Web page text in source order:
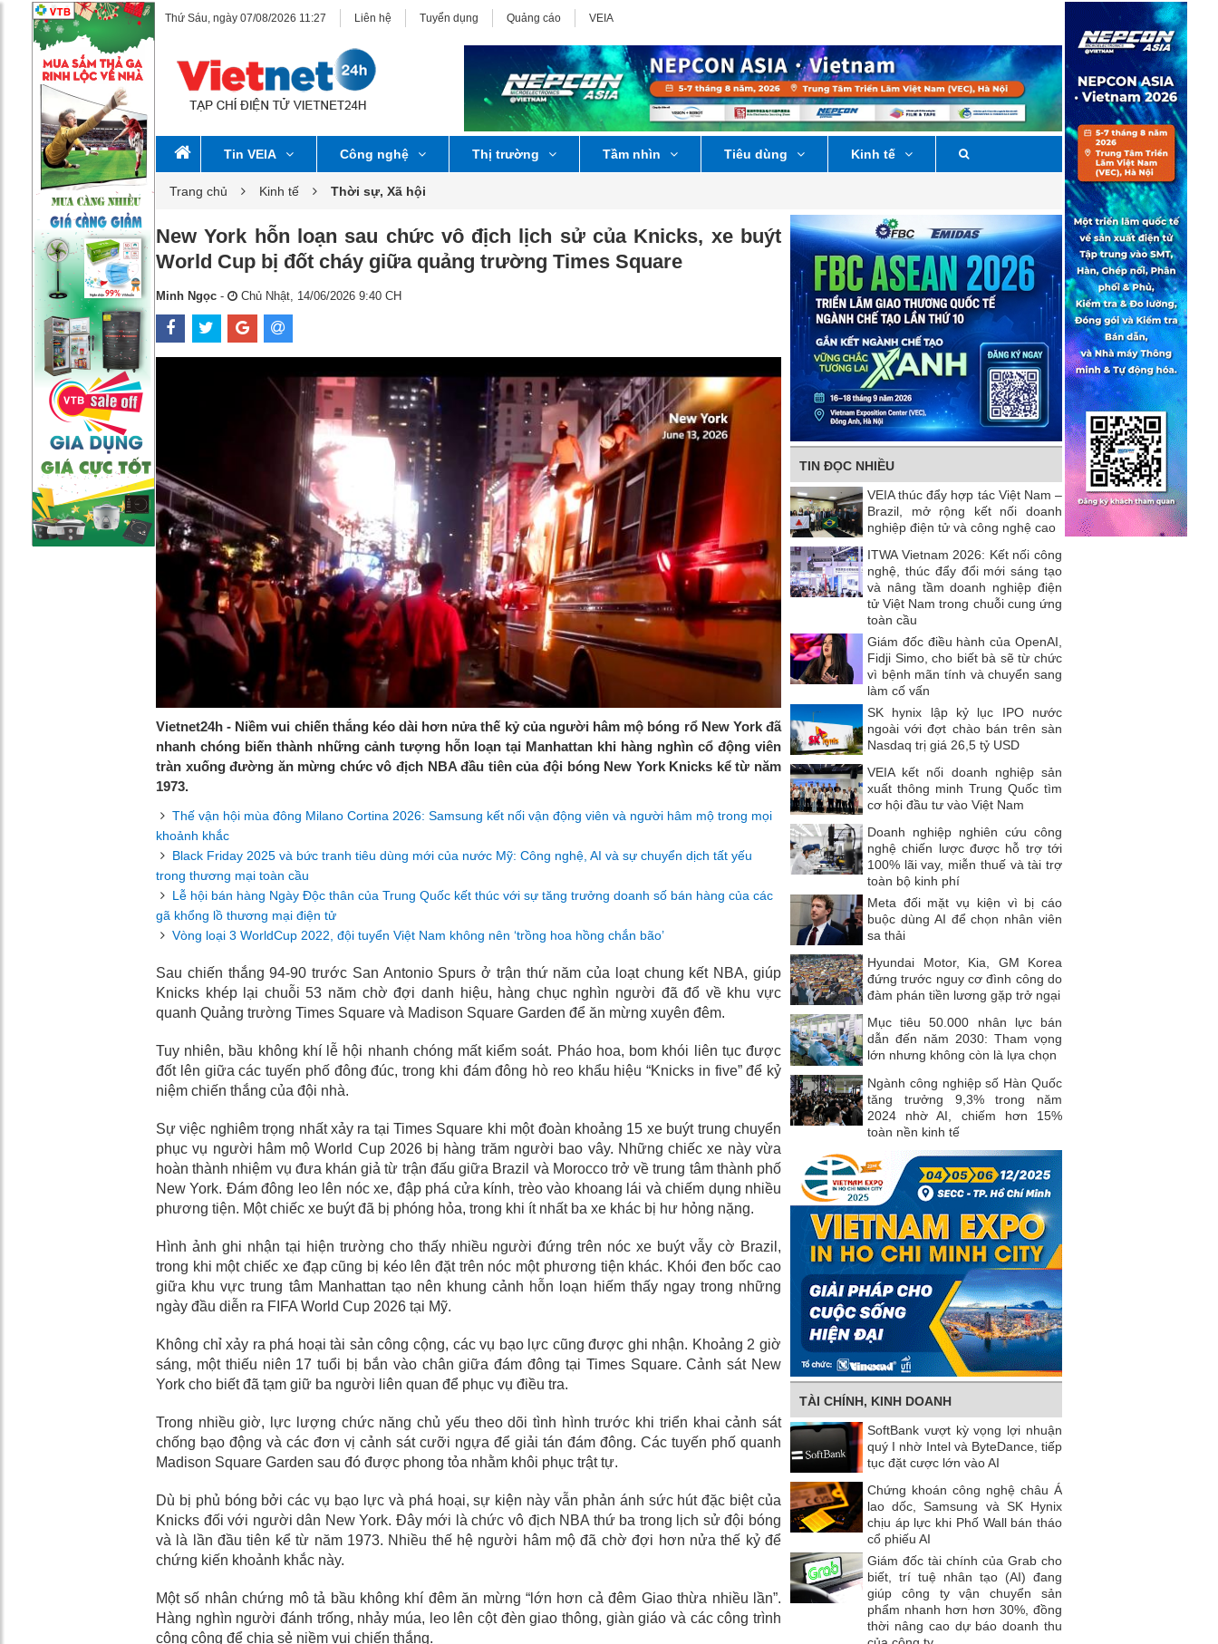
Thứ Sáu, ngày 07/08/2026 11:27 Liên hệ Tuyển dụng Quảng cáo VEIA
Tin VEIA Công nghệ Thị trường Tầm nhìn Tiêu dùng Kinh tế
Trang chủ Kinh tế Thời sự, Xã hội
New York hỗn loạn sau chức vô địch lịch sử của Knicks, xe buýt
World Cup bị đốt cháy giữa quảng trường Times Square
Minh Ngọc - Chủ Nhật, 14/06/2026 9:40 CH
Vietnet24h - Niềm vui chiến thắng kéo dài hơn nửa thế kỷ của người hâm mộ bóng rổ New York đã
nhanh chóng biến thành những cảnh tượng hỗn loạn tại Manhattan khi hàng nghìn cổ động viên
tràn xuống đường ăn mừng chức vô địch NBA đầu tiên của đội bóng New York Knicks kể từ năm
1973.
Thế vận hội mùa đông Milano Cortina 2026: Samsung kết nối vận động viên và người hâm mộ trong mọi
khoảnh khắc
Black Friday 2025 và bức tranh tiêu dùng mới của nước Mỹ: Công nghệ, AI và sự chuyển dịch tất yếu
trong thương mại toàn cầu
Lễ hội bán hàng Ngày Độc thân của Trung Quốc kết thúc với sự tăng trưởng doanh số bán hàng của các
gã khổng lồ thương mại điện tử
Vòng loại 3 WorldCup 2022, đội tuyển Việt Nam không nên ‘trồng hoa hồng chắn bão’
Sau chiến thắng 94-90 trước San Antonio Spurs ở trận thứ năm của loạt chung kết NBA, giúp
Knicks khép lại chuỗi 53 năm chờ đợi danh hiệu, hàng chục nghìn người đã đổ về khu vực
quanh Quảng trường Times Square và Madison Square Garden để ăn mừng xuyên đêm.
Tuy nhiên, bầu không khí lễ hội nhanh chóng mất kiểm soát. Pháo hoa, bom khói liên tục được
đốt lên giữa các tuyến phố đông đúc, trong khi đám đông hò reo khẩu hiệu “Knicks in five” để kỷ
niệm chiến thắng của đội nhà.
Sự việc nghiêm trọng nhất xảy ra tại Times Square khi một đoàn khoảng 15 xe buýt trung chuyển
phục vụ người hâm mộ World Cup 2026 bị hàng trăm người bao vây. Những chiếc xe này vừa
hoàn thành nhiệm vụ đưa khán giả từ trận đấu giữa Brazil và Morocco trở về trung tâm thành phố
New York. Đám đông leo lên nóc xe, đập phá cửa kính, trèo vào khoang lái và chiếm dụng nhiều
phương tiện. Một chiếc xe buýt đã bị phóng hỏa, trong khi ít nhất ba xe khác bị hư hỏng nặng.
Hình ảnh ghi nhận tại hiện trường cho thấy nhiều người đứng trên nóc xe buýt vẫy cờ Brazil,
trong khi một chiếc xe đạp cũng bị kéo lên đặt trên nóc một phương tiện khác. Khói đen bốc cao
giữa khu vực trung tâm Manhattan tạo nên khung cảnh hỗn loạn hiếm thấy ngay trong những
ngày đầu diễn ra FIFA World Cup 2026 tại Mỹ.
Không chỉ xảy ra phá hoại tài sản công cộng, các vụ bạo lực cũng được ghi nhận. Khoảng 2 giờ
sáng, một thiếu niên 17 tuổi bị bắn vào chân giữa đám đông tại Times Square. Cảnh sát New
York cho biết đã tạm giữ ba người liên quan để phục vụ điều tra.
Trong nhiều giờ, lực lượng chức năng chủ yếu theo dõi tình hình trước khi triển khai cảnh sát
chống bạo động và các đơn vị cảnh sát cưỡi ngựa để giải tán đám đông. Các tuyến phố quanh
Madison Square Garden sau đó được phong tỏa nhằm khôi phục trật tự.
Dù bị phủ bóng bởi các vụ bạo lực và phá hoại, sự kiện này vẫn phản ánh sức hút đặc biệt của
Knicks đối với người dân New York. Đây mới là chức vô địch NBA thứ ba trong lịch sử đội bóng
và là lần đầu tiên kể từ năm 1973. Nhiều thế hệ người hâm mộ đã chờ đợi hơn nửa thế kỷ để
chứng kiến khoảnh khắc này.
Một số nhân chứng mô tả bầu không khí đêm ăn mừng “lớn hơn cả đêm Giao thừa nhiều lần”.
Hàng nghìn người đánh trống, nhảy múa, leo lên cột đèn giao thông, giàn giáo và các công trình
công cộng để chia sẻ niềm vui chiến thắng.
TIN ĐỌC NHIỀU
VEIA thúc đẩy hợp tác Việt Nam –
Brazil, mở rộng kết nối doanh
nghiệp điện tử và công nghệ cao
ITWA Vietnam 2026: Kết nối công
nghệ, thúc đẩy đổi mới sáng tạo
và nâng tầm doanh nghiệp điện
tử Việt Nam trong chuỗi cung ứng
toàn cầu
Giám đốc điều hành của OpenAI,
Fidji Simo, cho biết bà sẽ từ chức
vì bệnh mãn tính và chuyển sang
làm cố vấn
SK hynix lập kỷ lục IPO nước
ngoài với đợt chào bán trên sàn
Nasdaq trị giá 26,5 tỷ USD
VEIA kết nối doanh nghiệp sản
xuất thông minh Trung Quốc tìm
cơ hội đầu tư vào Việt Nam
Doanh nghiệp nghiên cứu công
nghệ chiến lược được hỗ trợ tới
100% lãi vay, miễn thuế và tài trợ
toàn bộ kinh phí
Meta đối mặt vụ kiện vì bị cáo
buộc dùng AI để chọn nhân viên
sa thải
Hyundai Motor, Kia, GM Korea
đứng trước nguy cơ đình công do
đàm phán tiền lương gặp trở ngại
Mục tiêu 50.000 nhân lực bán
dẫn đến năm 2030: Tham vọng
lớn nhưng không còn là lựa chọn
Ngành công nghiệp số Hàn Quốc
tăng trưởng 9,3% trong năm
2024 nhờ AI, chiếm hơn 15%
toàn nền kinh tế
TÀI CHÍNH, KINH DOANH
SoftBank vượt kỳ vọng lợi nhuận
quý I nhờ Intel và ByteDance, tiếp
tục đặt cược lớn vào AI
Chứng khoán công nghệ châu Á
lao dốc, Samsung và SK Hynix
chịu áp lực khi Phố Wall bán tháo
cổ phiếu AI
Giám đốc tài chính của Grab cho
biết, trí tuệ nhân tạo (AI) đang
giúp công ty vận chuyển sản
phẩm nhanh hơn hơn 30%, đồng
thời nâng cao dự báo doanh thu